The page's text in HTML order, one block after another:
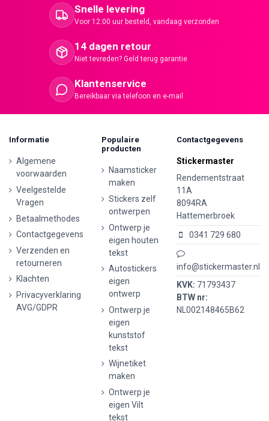
Snelle levering
Voor 12:00 uur besteld, vandaag verzonden
14 dagen retour
Niet tevreden? Geld terug garantie
Klantenservice
Bereikbaar via telefoon en e-mail
Informatie
Algemene
voorwaarden
Veelgestelde
Vragen
Betaalmethodes
Contactgegevens
Verzenden en
retourneren
Klachten
Privacyverklaring
AVG/GDPR
Populaire
producten
Naamsticker
maken
Stickers zelf
ontwerpen
Ontwerp je
eigen houten
tekst
Autostickers
eigen
ontwerp
Ontwerp je
eigen
kunststof
tekst
Wijnetiket
maken
Ontwerp je
eigen Vilt
tekst
Contactgegevens
Stickermaster
Rendementstraat
11A
8094RA
Hattemerbroek
0341 729 680
info@stickermaster.nl
KVK: 71793437
BTW nr:
NL002148465B62